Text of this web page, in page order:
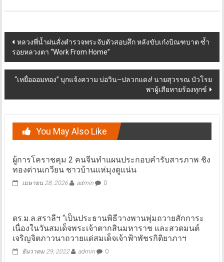
Post
navigation
หลวงพี่น้ำฝนสั่งตำรวจพระจับตัวสอบสึก หลังขับเก๋งบิณฑบาต ซ้ำ
รอยหลวงตา “Work From Home”
“เหยื่อออมทอง” บุกแจ้งความ บ่อวิน–ปลวกแดง! นายสุวรรณ บัวโรย
พาผู้เสียหายร้องทุกข์
You May Also Like
ผู้การโคราชคุม 2 คนจีนทำแผนประกอบคำรับสารภาพ ชิง
ทองด่านเกวียน ชาวบ้านแห่มุงดูแน่น
เมษายน 28, 2026 admin 0
ดร.ม.ล.สราลีฯ “เป็นประธานพิธีวางพานพุ่มถวายสักการะ
เนื่องในวันสมเด็จพระเจ้าตากสินมหาราช และสวดมนต์
เจริญจิตภาวนาถวายแด่สมเด็จเจ้าฟ้าพัชรกิติยาภาฯ
ธันวาคม 29, 2022 admin 0